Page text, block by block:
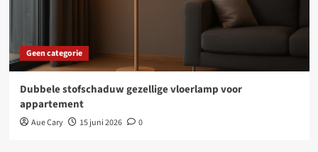
Geen categorie
Dubbele stofschaduw gezellige vloerlamp voor
appartement
Aue Cary 15 juni 2026 0